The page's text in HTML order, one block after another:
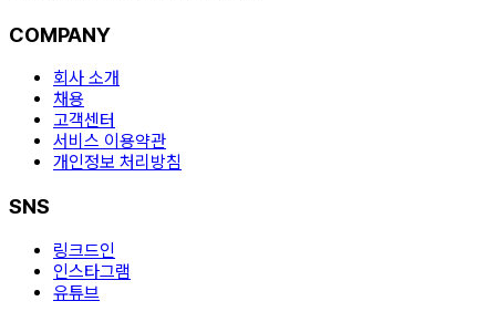
COMPANY
회사 소개
채용
고객센터
서비스 이용약관
개인정보 처리방침
SNS
링크드인
인스타그램
유튜브